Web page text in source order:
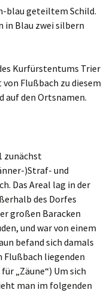
blau geteiltem Schild.
in Blau zwei silbern
Kurfürstentums Trier
Flußbach zu diesem
auf den Ortsnamen.
zunächst
)Straf- und
Das Areal lag in der
des Dorfes
großen Baracken
und war von einem
befand sich damals
Flußbach liegenden
„Zäune“) Um sich
man im folgenden